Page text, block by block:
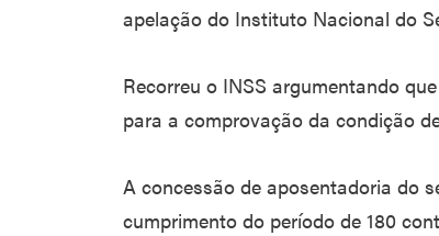
apelação do Instituto Nacional do
Recorreu o INSS argumentando
para a comprovação da condição
A concessão de aposentadoria do
cumprimento do período de 180